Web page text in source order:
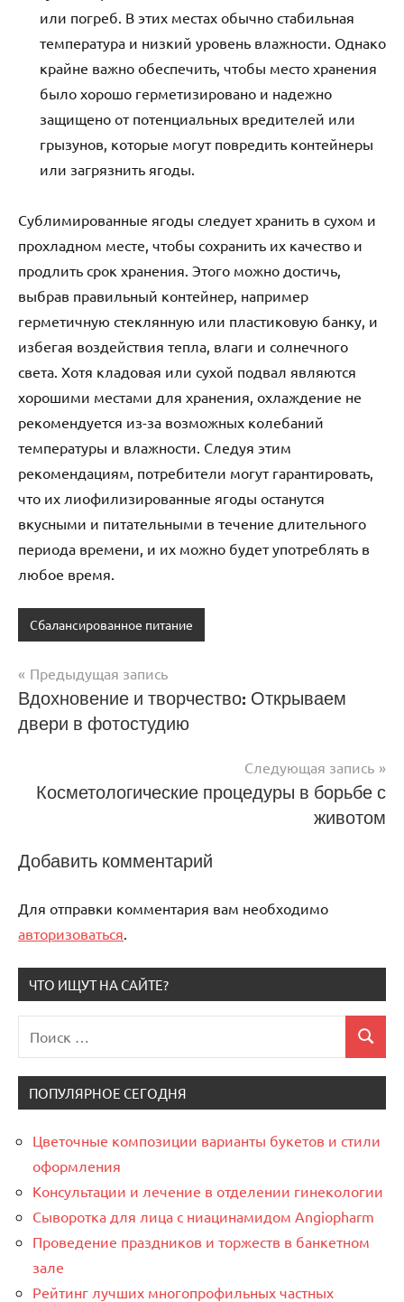
или погреб. В этих местах обычно стабильная
температура и низкий уровень влажности. Однако
крайне важно обеспечить, чтобы место хранения
было хорошо герметизировано и надежно
защищено от потенциальных вредителей или
грызунов, которые могут повредить контейнеры
или загрязнить ягоды.
Сублимированные ягоды следует хранить в сухом и
прохладном месте, чтобы сохранить их качество и
продлить срок хранения. Этого можно достичь,
выбрав правильный контейнер, например
герметичную стеклянную или пластиковую банку, и
избегая воздействия тепла, влаги и солнечного
света. Хотя кладовая или сухой подвал являются
хорошими местами для хранения, охлаждение не
рекомендуется из-за возможных колебаний
температуры и влажности. Следуя этим
рекомендациям, потребители могут гарантировать,
что их лиофилизированные ягоды останутся
вкусными и питательными в течение длительного
периода времени, и их можно будет употреблять в
любое время.
Сбалансированное питание
Навигация
по
Предыдущая запись
Вдохновение и творчество: Открываем
двери в фотостудию
Следующая запись
Косметологические процедуры в борьбе с
животом
Добавить комментарий
Для отправки комментария вам необходимо
авторизоваться
ЧТО ИЩУТ НА САЙТЕ?
для:
Поиск
ПОПУЛЯРНОЕ СЕГОДНЯ
Цветочные композиции варианты букетов и стили
оформления
Консультации и лечение в отделении гинекологии
Сыворотка для лица с ниацинамидом Angiopharm
Проведение праздников и торжеств в банкетном
зале
Рейтинг лучших многопрофильных частных